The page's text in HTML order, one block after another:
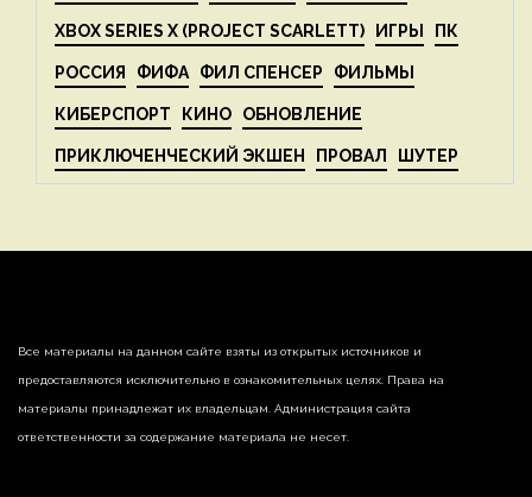
XBOX SERIES X (PROJECT SCARLETT) ИГРЫ ПК
РОССИЯ ФИФА ФИЛ СПЕНСЕР ФИЛЬМЫ
КИБЕРСПОРТ КИНО ОБНОВЛЕНИЕ
ПРИКЛЮЧЕНЧЕСКИЙ ЭКШЕН ПРОВАЛ ШУТЕР
Все материалы на данном сайте взяты из открытых источников и
предоставляются исключительно в ознакомительных целях. Права на
материалы принадлежат их владельцам. Администрация сайта
ответственности за содержание материала не несет.